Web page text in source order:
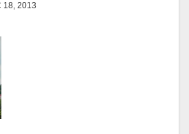
2013